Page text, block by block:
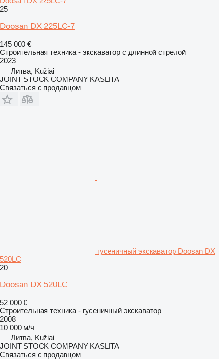
25
Doosan DX 225LC-7
145 000 €
Строительная техника - экскаватор с длинной стрелой
2023
Литва, Kužiai
JOINT STOCK COMPANY KASLITA
Связаться с продавцом
гусеничный экскаватор Doosan DX
520LC
20
Doosan DX 520LC
52 000 €
Строительная техника - гусеничный экскаватор
2008
10 000 м/ч
Литва, Kužiai
JOINT STOCK COMPANY KASLITA
Связаться с продавцом